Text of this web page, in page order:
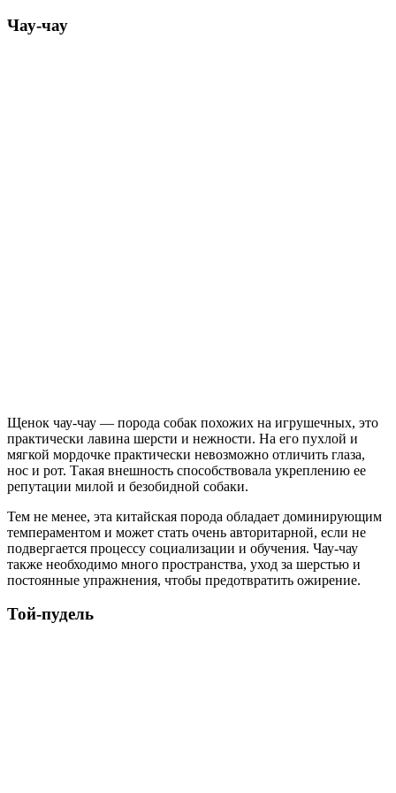
Чау-чау
Щенок чау-чау — порода собак похожих на игрушечных, это
практически лавина шерсти и нежности. На его пухлой и
мягкой мордочке практически невозможно отличить глаза,
нос и рот. Такая внешность способствовала укреплению ее
репутации милой и безобидной собаки.
Тем не менее, эта китайская порода обладает доминирующим
темпераментом и может стать очень авторитарной, если не
подвергается процессу социализации и обучения. Чау-чау
также необходимо много пространства, уход за шерстью и
постоянные упражнения, чтобы предотвратить ожирение.
Той-пудель